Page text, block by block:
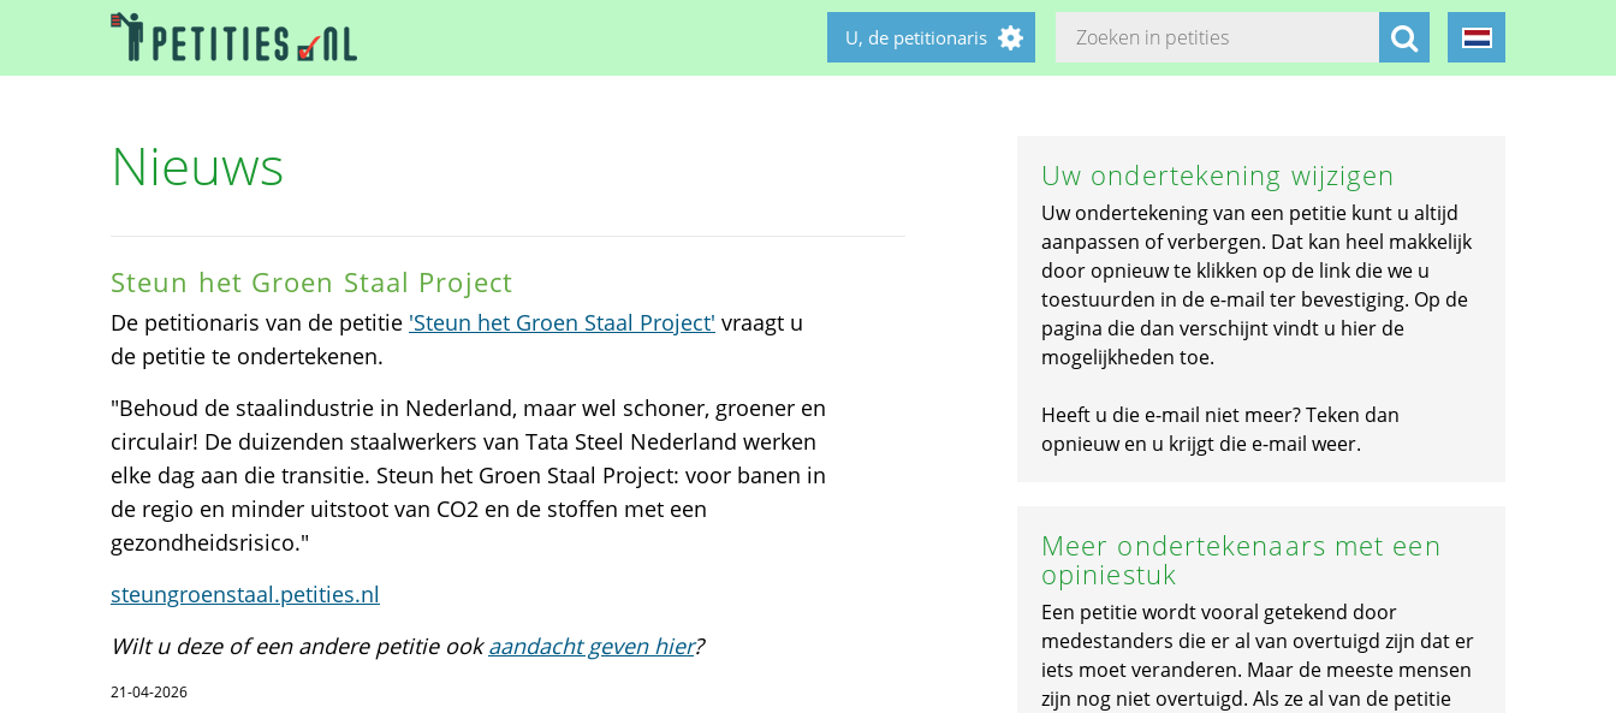
U, de petitionaris
Nieuws
Steun het Groen Staal Project
De petitionaris van de petitie 'Steun het Groen Staal Project' vraagt u
de petitie te ondertekenen.
"Behoud de staalindustrie in Nederland, maar wel schoner, groener en
circulair! De duizenden staalwerkers van Tata Steel Nederland werken
elke dag aan die transitie. Steun het Groen Staal Project: voor banen in
de regio en minder uitstoot van CO2 en de stoffen met een
gezondheidsrisico."
steungroenstaal.petities.nl
Wilt u deze of een andere petitie ookaandacht geven hier?
21-04-2026
Uw ondertekening wijzigen
Uw ondertekening van een petitie kunt u altijd
aanpassen of verbergen. Dat kan heel makkelijk
door opnieuw te klikken op de link die we u
toestuurden in de e-mail ter bevestiging. Op de
pagina die dan verschijnt vindt u hier de
mogelijkheden toe.
Heeft u die e-mail niet meer? Teken dan
opnieuw en u krijgt die e-mail weer.
Meer ondertekenaars met een
opiniestuk
Een petitie wordt vooral getekend door
medestanders die er al van overtuigd zijn dat er
iets moet veranderen. Maar de meeste mensen
zijn nog niet overtuigd. Als ze al van de petitie